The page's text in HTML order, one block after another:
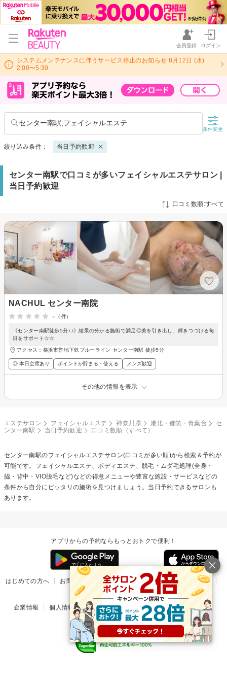
会員登録 ログイン
システムメンテナンスに伴うサービス停止のお知らせ 8月12日 (水)
2:00〜5:30
センター南駅,フェイシャルエステ
条件変更
絞り込み条件： 当日予約歓迎
センター南駅で口コミが多いフェイシャルエステサロン |
当日予約歓迎
口コミ数順:すべて
NACHUL センター南院
-
(-件)
《センター南駅徒歩5分♪♪》結果の分かる施術で満足◎美を引き出し、輝きつづける毎
日をサポート☆☆
アクセス：横浜市営地下鉄ブルーライン センター南駅 徒歩5分
◎ 本日空席あり ポイントが貯まる・使える メンズ歓迎
その他の情報を表示
エステサロン フェイシャルエステ 神奈川県 港北・都筑・青葉台
セ
ンター南駅
当日予約歓迎 口コミ数順（すべて）
センター南駅のフェイシャルエステサロン(口コミが多い順)から検索＆予約が
可能です。フェイシャルエステ、ボディエステ、脱毛・ムダ毛処理(全身・
脇・背中・VIO脱毛など)などの得意メニューや豊富な施設・サービスなどの
条件から自分にピッタリの施術を見つけましょう。当日予約できるサロンも
あります。
アプリからの予約ならもっとおトクで便利！
はじめての方へ お問い合わせ ヘルプ リリース情報
利用規約
掲載ご希望のサロン様
企業情報 個人情報保護方針 楽天のサービス一覧 アプリ一覧
© Rakuten Group, Inc.